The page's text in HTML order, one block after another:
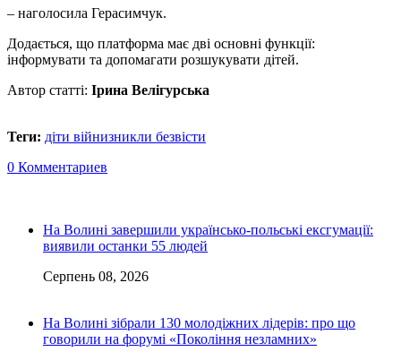
– наголосила Герасимчук.
Додається, що платформа має дві основні функції:
інформувати та допомагати розшукувати дітей.
Автор статті: Ірина Велігурська
Теги: діти війнизникли безвісти
0 Комментариев
На Волині завершили українсько-польські ексгумації:
виявили останки 55 людей
Серпень 08, 2026
На Волині зібрали 130 молодіжних лідерів: про що
говорили на форумі «Покоління незламних»